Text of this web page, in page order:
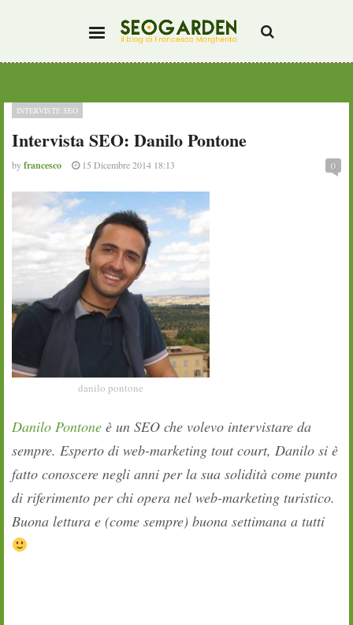
Intervista SEO: Danilo Pontone
INTERVISTE SEO
byfrancesco 15 Dicembre 2014 18:13 0
danilo pontone
Danilo Pontone è un SEO che volevo intervistare da
sempre. Esperto di web-marketing tout court, Danilo si è
fatto conoscere negli anni per la sua solidità come punto
di riferimento per chi opera nel web-marketing turistico.
Buona lettura e (come sempre) buona settimana a tutti